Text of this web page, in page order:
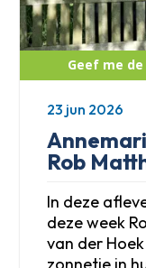
Rob
In deze
deze week
van der
23 jun 2026